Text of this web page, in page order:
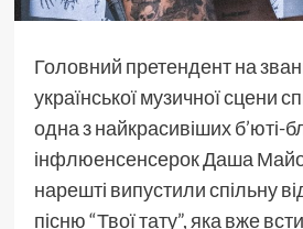
Головний претендент на
української музичної сцени
одна з найкрасивіших б’юті-
інфлюенсенсерок Даша
нарешті випустили спільну
пісню “Твої тату”, яка вже